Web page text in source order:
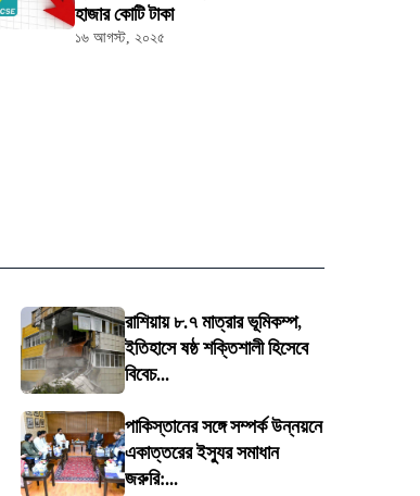
হাজার কোটি টাকা
১৬ আগস্ট, ২০২৫
রাশিয়ায় ৮.৭ মাত্রার ভূমিকম্প,
ইতিহাসে ষষ্ঠ শক্তিশালী হিসেবে
বিবেচ...
পাকিস্তানের সঙ্গে সম্পর্ক উন্নয়নে
একাত্তরের ইস্যুর সমাধান
জরুরি:...